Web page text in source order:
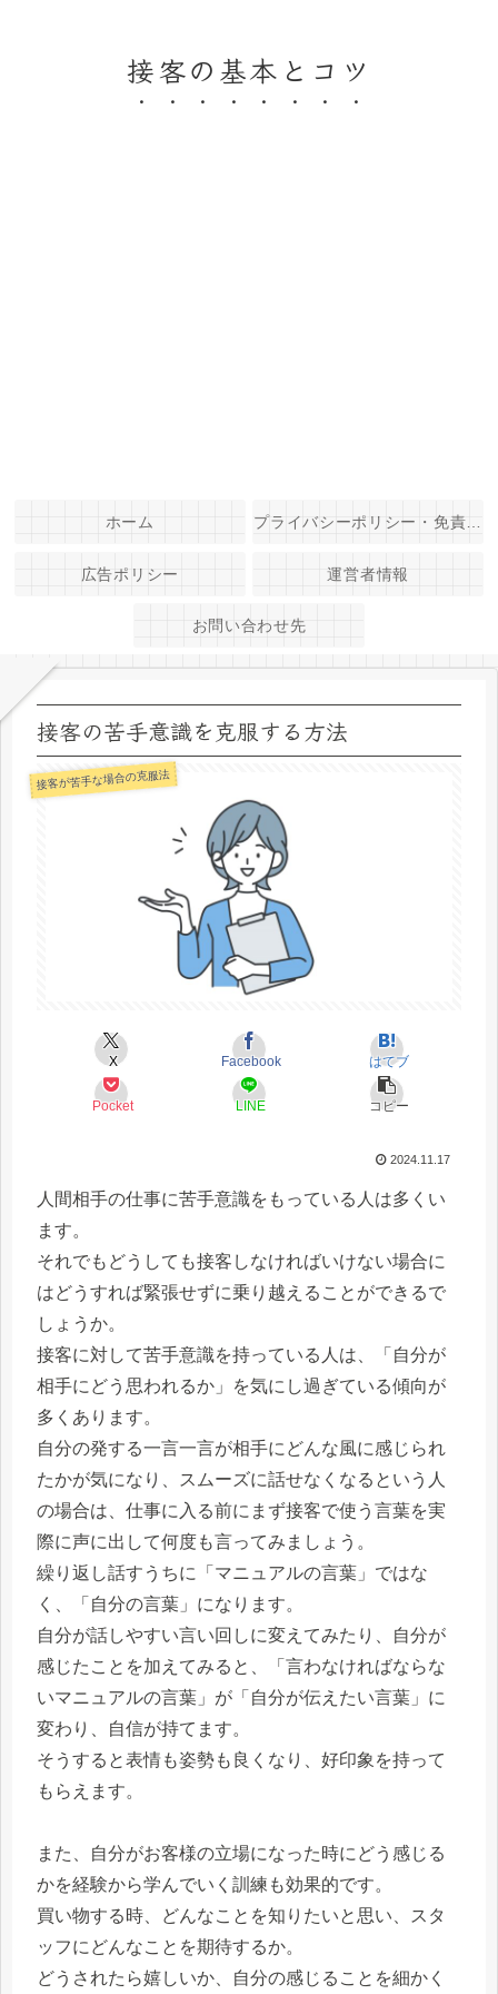
接客の基本とコツ
ホーム
広告ポリシー 運営者情報
お問い合わせ先
接客の苦手意識を克服する方法
接客が苦手な場合の克服法
X Facebook はてブ
Pocket LINE コピー
2024.11.17
人間相手の仕事に苦手意識をもっている人は多くい
ます。
それでもどうしても接客しなければいけない場合に
はどうすれば緊張せずに乗り越えることができるで
しょうか。
接客に対して苦手意識を持っている人は、「自分が
相手にどう思われるか」を気にし過ぎている傾向が
多くあります。
自分の発する一言一言が相手にどんな風に感じられ
たかが気になり、スムーズに話せなくなるという人
の場合は、仕事に入る前にまず接客で使う言葉を実
際に声に出して何度も言ってみましょう。
繰り返し話すうちに「マニュアルの言葉」ではな
く、「自分の言葉」になります。
自分が話しやすい言い回しに変えてみたり、自分が
感じたことを加えてみると、「言わなければならな
いマニュアルの言葉」が「自分が伝えたい言葉」に
変わり、自信が持てます。
そうすると表情も姿勢も良くなり、好印象を持って
もらえます。
また、自分がお客様の立場になった時にどう感じる
かを経験から学んでいく訓練も効果的です。
買い物する時、どんなことを知りたいと思い、スタ
ッフにどんなことを期待するか。
どうされたら嬉しいか、自分の感じることを細かく